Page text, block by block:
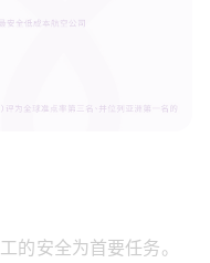
的安全为首要任务。